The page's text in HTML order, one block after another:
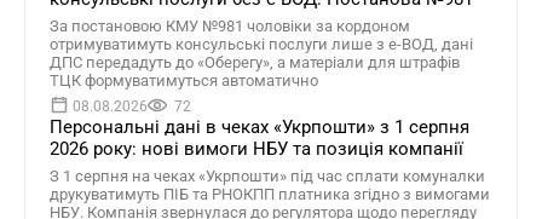
За постановою КМУ №981 чоловіки за кордоном
отримуватимуть консульські послуги лише з е-ВОД, дані
ДПС передадуть до «Оберегу», а матеріали для штрафів
ТЦК формуватимуться автоматично
08.08.2026 72
Персональні дані в чеках «Укрпошти» з 1 серпня
2026 року: нові вимоги НБУ та позиція компанії
З 1 серпня на чеках «Укрпошти» під час сплати комуналки
друкуватимуть ПІБ та РНОКПП платника згідно з вимогами
НБУ. Компанія звернулася до регулятора щодо перегляду